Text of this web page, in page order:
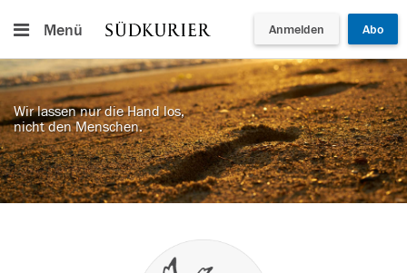
Menü Anmelden Abo
Wir lassen nur die Hand los,
nicht den Menschen.